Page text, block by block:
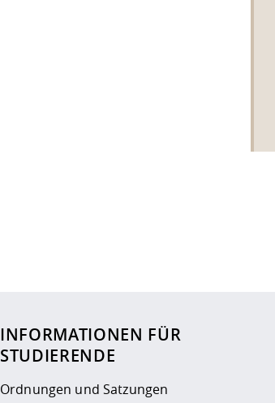
INFORMATIONEN FÜR
STUDIERENDE
Ordnungen und Satzungen